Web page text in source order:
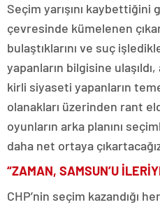
Seçim yarışını
çevresinde kümelenen
bulaştıklarını ve suç
yapanların bilgisine
kirli siyaseti yapanların
olanakları üzerinden rant
oyunların arka planını
daha net ortaya
“ZAMAN, SAMSUN’U
CHP’nin seçim kazandığı